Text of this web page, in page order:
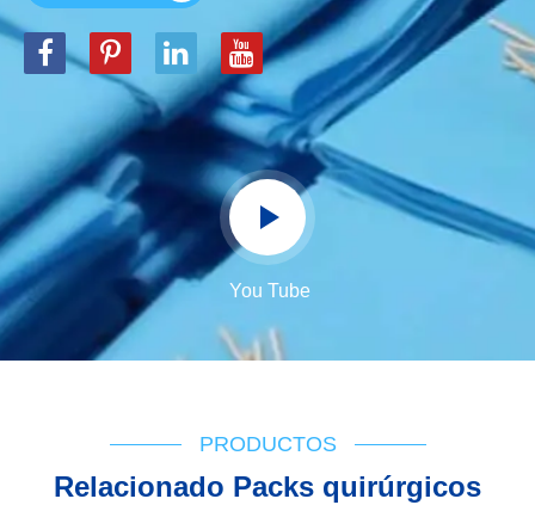
You Tube
PRODUCTOS
Relacionado Packs quirúrgicos